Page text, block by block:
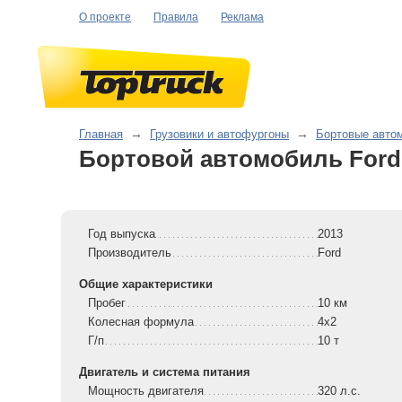
О проекте Правила Реклама
Главная → Грузовики и автофургоны → Бортовые
Бортовой автомобиль
Год выпуска
2013
Производитель
Ford
Общие характеристики
Пробег
10 км
Колесная формула
4x2
Г/п
10 т
Двигатель и система питания
Мощность двигателя
320 л.с.